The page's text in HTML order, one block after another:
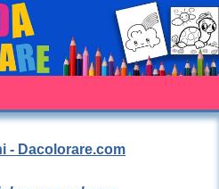
- Dacolorare.com